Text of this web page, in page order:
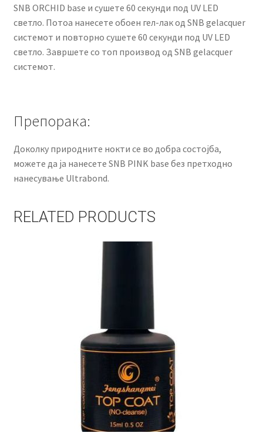
SNB ORCHID base и сушете 60 секунди под UV LED
светло. Потоа нанесете обоен гел-лак од SNB gelacquer
системот и повторно сушете 60 секунди под UV LED
светло. Завршете со топ производ од SNB gelacquer
системот.
Препорака:
Доколку природните нокти се во добра состојба,
можете да ја нанесете SNB PINK base без претходно
нанесување Ultrabond.
RELATED PRODUCTS